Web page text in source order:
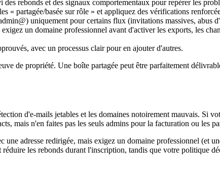
rebonds et des signaux comportementaux pour repérer les
« partagée/basée sur rôle » et appliquez des vérifications
uniquement pour certains flux (invitations massives, abus
un domaine professionnel avant d'activer les exports, les
avec un processus clair pour en ajouter d'autres.
de propriété. Une boîte partagée peut être parfaitement
d'e-mails jetables et les domaines notoirement mauvais. Si
mais n'en faites pas les seuls admins pour la facturation ou les
adresse redirigée, mais exigez un domaine professionnel (et
les rebonds durant l'inscription, tandis que votre politique